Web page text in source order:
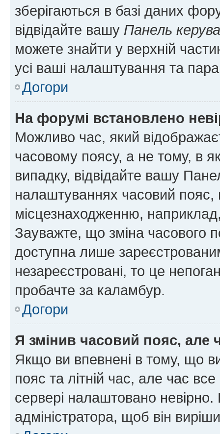
зберігаються в базі даних
відвідайте вашу Панель
можете знайти у верхній
усі ваші налаштування та
Догори
На форумі встановлено
Можливо час, який
часовому поясу, а не тому, в
випадку, відвідайте вашу
налаштуваннях часовий пояс,
місцезнаходженню,
Зауважте, що зміна часового
доступна лише
незареєстровані, то це
пробачте за каламбур.
Догори
Я змінив часовий пояс, але
Якщо ви впевнені в тому, що
пояс та літній час, але час
сервері налаштовано
адміністратора, щоб він